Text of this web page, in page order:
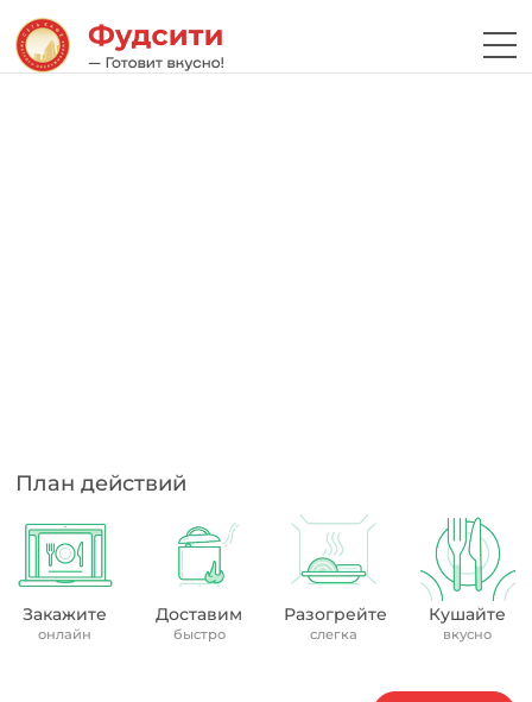
План действий
Закажите
онлайн
Доставим
быстро
Разогрейте
слегка
Кушайте
вкусно